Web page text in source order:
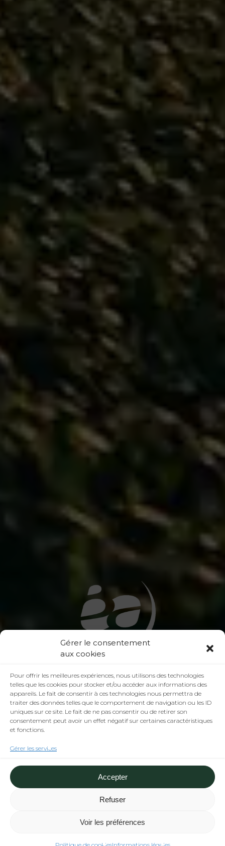
Gérer le consentement
aux cookies
Pour offrir les meilleures expériences, nous utilisons des technologies
telles que les cookies pour stocker et/ou accéder aux informations des
appareils. Le fait de consentir à ces technologies nous permettra de
traiter des données telles que le comportement de navigation ou les ID
uniques sur ce site. Le fait de ne pas consentir ou de retirer son
consentement peut avoir un effet négatif sur certaines caractéristiques
et fonctions.
Gérer les services
Accepter
Refuser
Voir les préférences
Imaginer,concevoiret
réaliserensembledes
projets